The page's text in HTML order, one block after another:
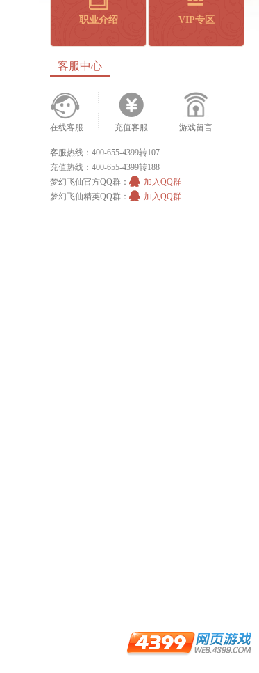
职业介绍 VIP专区
客服中心
在线客服 充值客服 游戏留言
客服热线：400-655-4399转107
充值热线：400-655-4399转188
梦幻飞仙官方QQ群：
加入QQ群
梦幻飞仙精英QQ群：
加入QQ群